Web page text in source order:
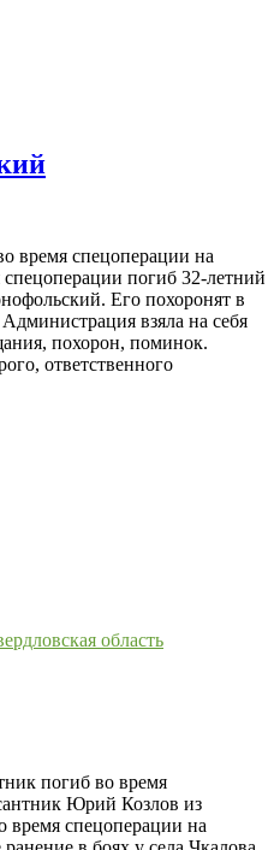
время спецоперации на
погиб 32-летний
Его похоронят в
взяла на себя
похорон, поминок.
ответственного
область
погиб во время
Юрий Козлов из
время спецоперации на